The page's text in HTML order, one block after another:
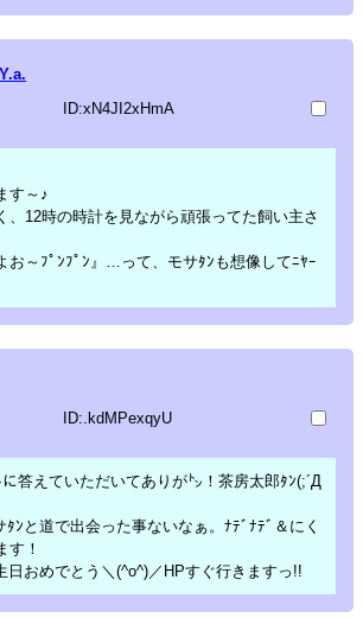
ID:xN4JI2xHmA
す～♪
、12時の時計を見ながら頑張ってた飼い主さ
お～ﾌﾟﾝﾌﾟﾝ』…って、モサﾀﾝも想像してﾆﾔｰ
ID:.kdMPexqyU
答えていただいてありが㌧！茶房太郎ﾀﾝ(;´Д
ﾝと道で出会った事ないなぁ。ﾅﾃﾞﾅﾃﾞ＆にく
す！
おめでとう＼(^o^)／HPすぐ行きますっ!!